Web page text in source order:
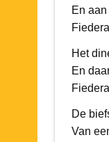
En
Het
En
De
Van